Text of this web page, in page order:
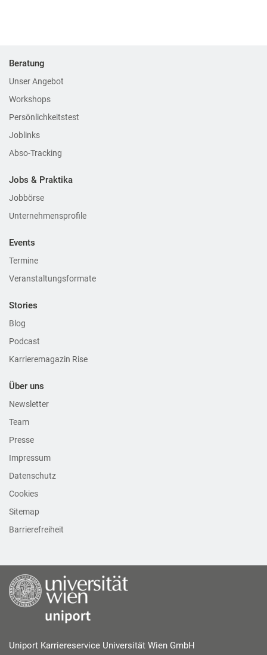
Beratung
Unser Angebot
Workshops
Persönlichkeitstest
Joblinks
Abso-Tracking
Jobs & Praktika
Jobbörse
Unternehmensprofile
Events
Termine
Veranstaltungsformate
Stories
Blog
Podcast
Karrieremagazin Rise
Über uns
Newsletter
Team
Presse
Impressum
Datenschutz
Cookies
Sitemap
Barrierefreiheit
Uniport Karriereservice Universität Wien GmbH